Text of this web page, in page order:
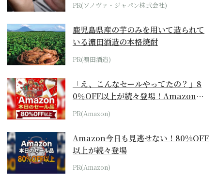
PR(ソノヴァ・ジャパン株式会社)
鹿児島県産の芋のみを用いて造られて
いる濵田酒造の本格焼酎
PR(濵田酒造)
「え、こんなセールやってたの？」8
0％OFF以上が続々登場！Amazonの
本気が...
PR(Amazon)
Amazon今日も見逃せない！80%OFF
以上が続々登場
PR(Amazon)